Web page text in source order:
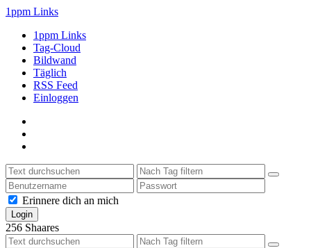
1ppm Links
1ppm Links
Tag-Cloud
Bildwand
Täglich
RSS Feed
Einloggen
Erinnere dich an mich
256 Shaares